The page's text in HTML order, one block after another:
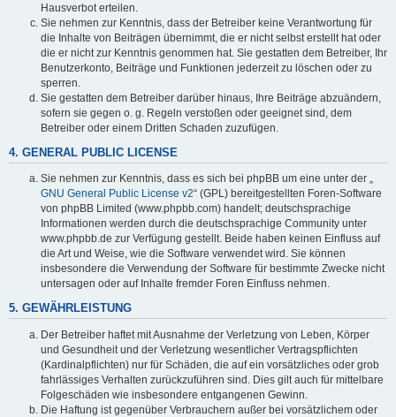
Hausverbot erteilen.
Sie nehmen zur Kenntnis, dass der Betreiber keine Verantwortung für
die Inhalte von Beiträgen übernimmt, die er nicht selbst erstellt hat oder
die er nicht zur Kenntnis genommen hat. Sie gestatten dem Betreiber, Ihr
Benutzerkonto, Beiträge und Funktionen jederzeit zu löschen oder zu
sperren.
Sie gestatten dem Betreiber darüber hinaus, Ihre Beiträge abzuändern,
sofern sie gegen o. g. Regeln verstoßen oder geeignet sind, dem
Betreiber oder einem Dritten Schaden zuzufügen.
4. GENERAL PUBLIC LICENSE
Sie nehmen zur Kenntnis, dass es sich bei phpBB um eine unter der „
GNU General Public License v2“ (GPL) bereitgestellten Foren-Software
von phpBB Limited (www.phpbb.com) handelt; deutschsprachige
Informationen werden durch die deutschsprachige Community unter
www.phpbb.de zur Verfügung gestellt. Beide haben keinen Einfluss auf
die Art und Weise, wie die Software verwendet wird. Sie können
insbesondere die Verwendung der Software für bestimmte Zwecke nicht
untersagen oder auf Inhalte fremder Foren Einfluss nehmen.
5. GEWÄHRLEISTUNG
Der Betreiber haftet mit Ausnahme der Verletzung von Leben, Körper
und Gesundheit und der Verletzung wesentlicher Vertragspflichten
(Kardinalpflichten) nur für Schäden, die auf ein vorsätzliches oder grob
fahrlässiges Verhalten zurückzuführen sind. Dies gilt auch für mittelbare
Folgeschäden wie insbesondere entgangenen Gewinn.
Die Haftung ist gegenüber Verbrauchern außer bei vorsätzlichem oder